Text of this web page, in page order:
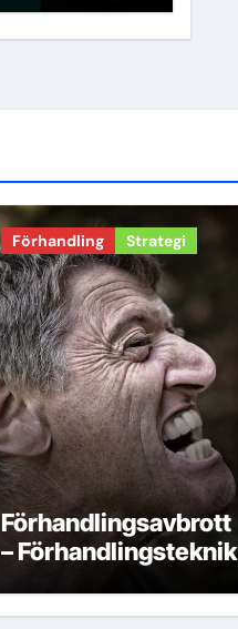
Förhandling Strategi
Förhandlingsavbrott
– Förhandlingsteknik